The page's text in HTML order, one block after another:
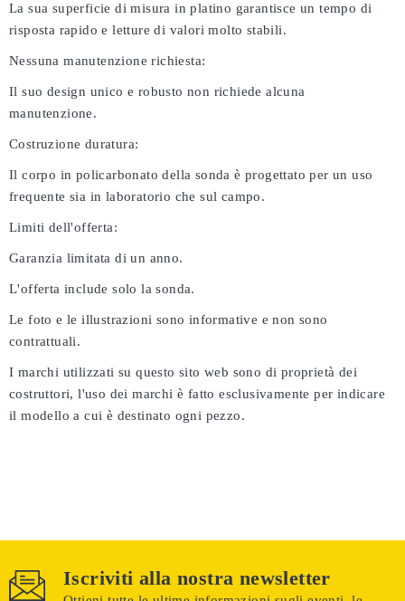
La sua superficie di misura in platino garantisce un tempo di
risposta rapido e letture di valori molto stabili.
Nessuna manutenzione richiesta:
Il suo design unico e robusto non richiede alcuna
manutenzione.
Costruzione duratura:
Il corpo in policarbonato della sonda è progettato per un uso
frequente sia in laboratorio che sul campo.
Limiti dell'offerta:
Garanzia limitata di un anno.
L'offerta include solo la sonda.
Le foto e le illustrazioni sono informative e non sono
contrattuali.
I marchi utilizzati su questo sito web sono di proprietà dei
costruttori, l'uso dei marchi è fatto esclusivamente per indicare
il modello a cui è destinato ogni pezzo.
Iscriviti alla nostra newsletter